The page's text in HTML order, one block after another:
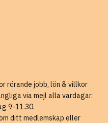
rörande jobb, lön & villkor
via mejl alla vardagar.
9-11.30.
ditt medlemskap eller